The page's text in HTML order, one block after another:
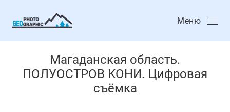
Меню
Магаданская область.
ПОЛУОСТРОВ КОНИ. Цифровая
съёмка